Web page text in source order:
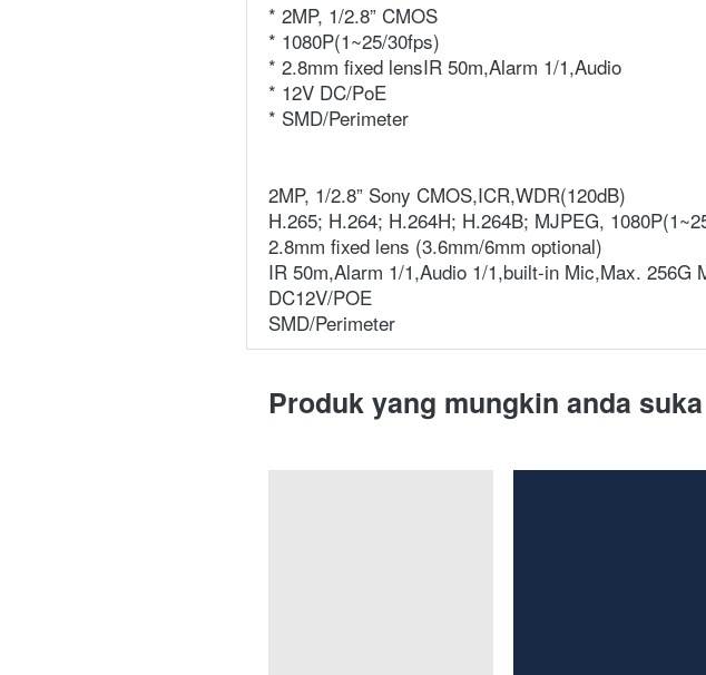
* 2MP, 1/2.8” CMOS
* 1080P(1~25/30fps)
* 2.8mm fixed lensIR 50m,Alarm 1/1,Audio
* 12V DC/PoE
* SMD/Perimeter
2MP, 1/2.8” Sony CMOS,ICR,WDR(120dB)
H.265; H.264; H.264H; H.264B; MJPEG,
2.8mm fixed lens (3.6mm/6mm optional)
IR 50m,Alarm 1/1,Audio 1/1,built-in Mic,Max. 256G
DC12V/POE
SMD/Perimeter
Produk yang mungkin anda suka